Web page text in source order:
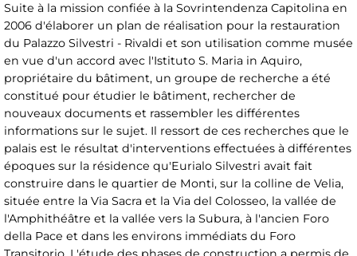
Suite à la mission confiée à la Sovrintendenza Capitolina en
2006 d'élaborer un plan de réalisation pour la restauration
du Palazzo Silvestri - Rivaldi et son utilisation comme musée
en vue d'un accord avec l'Istituto S. Maria in Aquiro,
propriétaire du bâtiment, un groupe de recherche a été
constitué pour étudier le bâtiment, rechercher de
nouveaux documents et rassembler les différentes
informations sur le sujet. Il ressort de ces recherches que le
palais est le résultat d'interventions effectuées à différentes
époques sur la résidence qu'Eurialo Silvestri avait fait
construire dans le quartier de Monti, sur la colline de Velia,
située entre la Via Sacra et la Via del Colosseo, la vallée de
l'Amphithéâtre et la vallée vers la Subura, à l'ancien Foro
della Pace et dans les environs immédiats du Foro